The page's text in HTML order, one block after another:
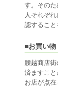
す。その
人それぞ
認すること
■お買い物
腰越商店
済ますこ
お店が点